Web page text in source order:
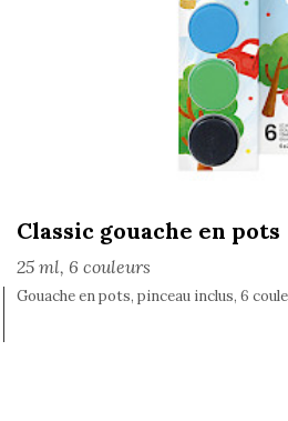
Classic gouache en pots
25 ml, 6 couleurs
Gouache en pots, pinceau inclus, 6